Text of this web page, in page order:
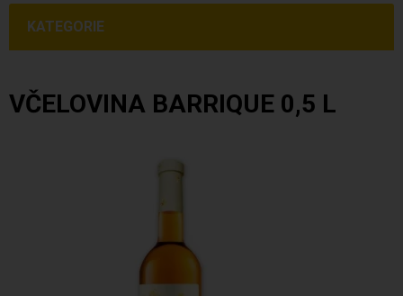
KATEGORIE
VČELOVINA BARRIQUE 0,5 L